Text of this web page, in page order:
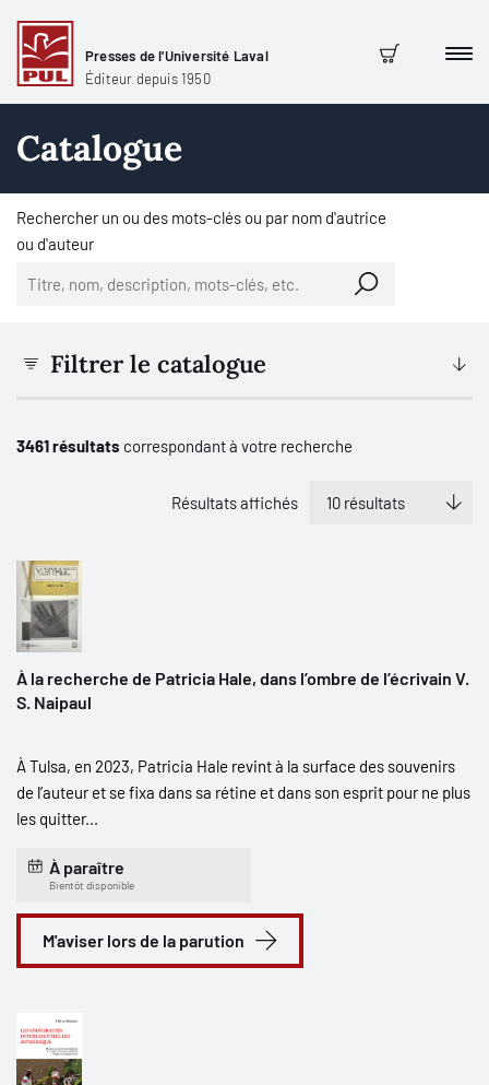
Presses de l'Université Laval
Éditeur depuis 1950
Panier
Catalogue
Rechercher un ou des mots-clés ou par nom d'autrice
ou d'auteur
Filtrer le catalogue
3461 résultats correspondant à votre recherche
Résultats affichés
À la recherche de Patricia Hale, dans l’ombre de l’écrivain V.
S. Naipaul
À Tulsa, en 2023, Patricia Hale revint à la surface des souvenirs
de l’auteur et se fixa dans sa rétine et dans son esprit pour ne plus
les quitter...
À paraître
Bientôt disponible
M'aviser lors de la parution